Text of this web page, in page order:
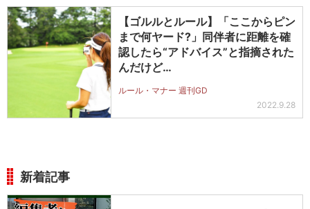
【ゴルルとルール】「ここからピン
まで何ヤード?」同伴者に距離を確
認したら“アドバイス”と指摘された
んだけど…
ルール・マナー 週刊GD
2022.9.28
新着記事